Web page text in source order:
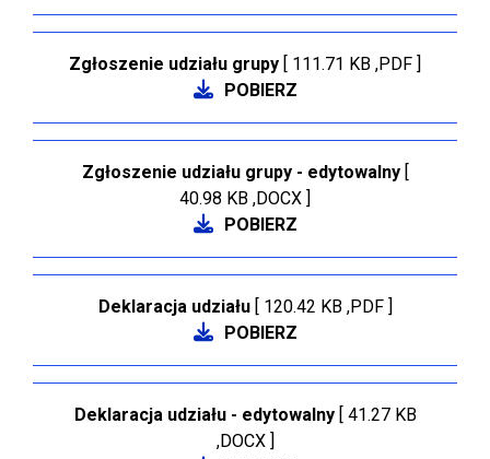
Zgłoszenie udziału grupy [ 111.71 KB ,PDF ]
POBIERZ
Zgłoszenie udziału grupy - edytowalny[
40.98 KB ,DOCX ]
POBIERZ
Deklaracja udziału[ 120.42 KB ,PDF ]
POBIERZ
Deklaracja udziału - edytowalny[ 41.27 KB
,DOCX ]